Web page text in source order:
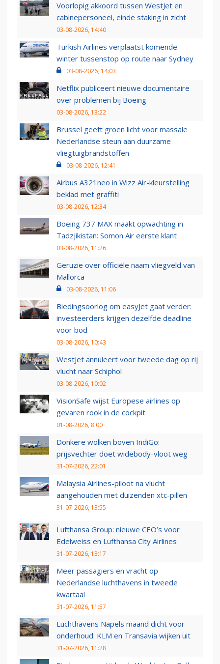
Voorlopig akkoord tussen WestJet en
cabinepersoneel, einde staking in zicht
03-08-2026, 14:40
Turkish Airlines verplaatst komende
winter tussenstop op route naar Sydney
03-08-2026, 14:03
Netflix publiceert nieuwe documentaire
over problemen bij Boeing
03-08-2026, 13:22
Brussel geeft groen licht voor massale
Nederlandse steun aan duurzame
vliegtuigbrandstoffen
03-08-2026, 12:41
Airbus A321neo in Wizz Air-kleurstelling
beklad met graffiti
03-08-2026, 12:34
Boeing 737 MAX maakt opwachting in
Tadzjikistan: Somon Air eerste klant
03-08-2026, 11:26
Geruzie over officiële naam vliegveld van
Mallorca
03-08-2026, 11:06
Biedingsoorlog om easyJet gaat verder:
investeerders krijgen dezelfde deadline
voor bod
03-08-2026, 10:43
WestJet annuleert voor tweede dag op rij
vlucht naar Schiphol
03-08-2026, 10:02
VisionSafe wijst Europese airlines op
gevaren rook in de cockpit
01-08-2026, 8:00
Donkere wolken boven IndiGo:
prijsvechter doet widebody-vloot weg
31-07-2026, 22:01
Malaysia Airlines-piloot na vlucht
aangehouden met duizenden xtc-pillen
31-07-2026, 13:55
Lufthansa Group: nieuwe CEO’s voor
Edelweiss en Lufthansa City Airlines
31-07-2026, 13:17
Meer passagiers en vracht op
Nederlandse luchthavens in tweede
kwartaal
31-07-2026, 11:57
Luchthavens Napels maand dicht voor
onderhoud: KLM en Transavia wijken uit
31-07-2026, 11:28